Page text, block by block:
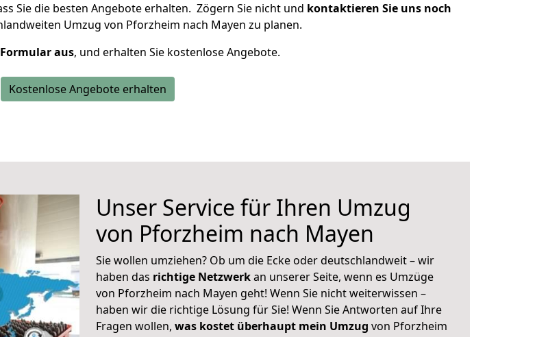
Sie die besten Angebote erhalten. Zögern Sie nicht und kontaktieren Sie uns noch
Umzug von Pforzheim nach Mayen zu planen.
aus, und erhalten Sie kostenlose Angebote.
Kostenlose Angebote erhalten
Unser Service für Ihren Umzug
von Pforzheim nach Mayen
Sie wollen umziehen? Ob um die Ecke oder deutschlandweit – wir
haben das richtige Netzwerkan unserer Seite, wenn es Umzüge
von Pforzheim nach Mayen geht! Wenn Sie nicht weiterwissen –
haben wir die richtige Lösung für Sie! Wenn Sie Antworten auf Ihre
Fragen wollen, was kostet überhaupt mein Umzug von Pforzheim